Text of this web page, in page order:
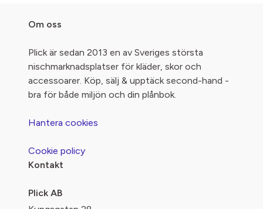
Om oss
Plick är sedan 2013 en av Sveriges största
nischmarknadsplatser för kläder, skor och
accessoarer. Köp, sälj & upptäck second-hand -
bra för både miljön och din plånbok.
Hantera cookies
Cookie policy
Kontakt
Plick AB